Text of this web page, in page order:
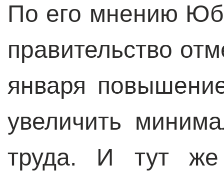
По его мнению
правительство
января
увеличить
труда. И тут же